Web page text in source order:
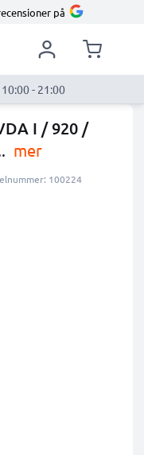
på
- 21:00
I / 920 /
mer
100224